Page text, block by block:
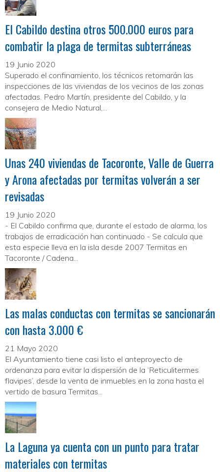
El Cabildo destina otros 500.000 euros para
combatir la plaga de termitas subterráneas
19 Junio 2020
Superado el confinamiento, los técnicos retomarán las
inspecciones de las viviendas de los vecinos de las zonas
afectadas. Pedro Martín, presidente del Cabildo, y la
consejera de Medio Natural,...
Unas 240 viviendas de Tacoronte, Valle de Guerra
y Arona afectadas por termitas volverán a ser
revisadas
19 Junio 2020
- El Cabildo confirma que, durante el estado de alarma, los
trabajos de erradicación han continuado - Se calcula que
esta especie lleva en la isla desde 2007 Termitas en
Tacoronte / Cadena...
Las malas conductas con termitas se sancionarán
con hasta 3.000 €
21 Mayo 2020
El Ayuntamiento tiene casi listo el anteproyecto de
ordenanza para evitar la dispersión de la ‘Reticulitermes
flavipes’, desde la venta de inmuebles en la zona hasta el
vertido de basura Termitas...
La Laguna ya cuenta con un punto para tratar
materiales con termitas